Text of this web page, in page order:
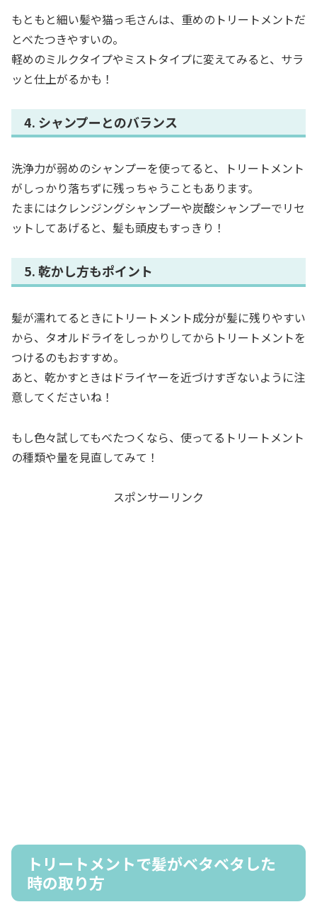
もともと細い髪や猫っ毛さんは、重めのトリートメントだ
とべたつきやすいの。
軽めのミルクタイプやミストタイプに変えてみると、サラ
ッと仕上がるかも！
4. シャンプーとのバランス
洗浄力が弱めのシャンプーを使ってると、トリートメント
がしっかり落ちずに残っちゃうこともあります。
たまにはクレンジングシャンプーや炭酸シャンプーでリセ
ットしてあげると、髪も頭皮もすっきり！
5. 乾かし方もポイント
髪が濡れてるときにトリートメント成分が髪に残りやすい
から、タオルドライをしっかりしてからトリートメントを
つけるのもおすすめ。
あと、乾かすときはドライヤーを近づけすぎないように注
意してくださいね！
もし色々試してもべたつくなら、使ってるトリートメント
の種類や量を見直してみて！
スポンサーリンク
トリートメントで髪がベタベタした
時の取り方